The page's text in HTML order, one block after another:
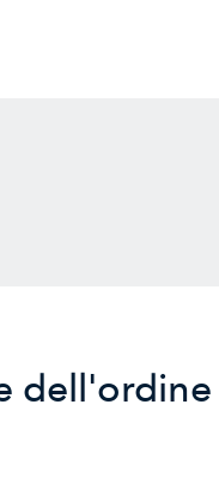
dell'ordine